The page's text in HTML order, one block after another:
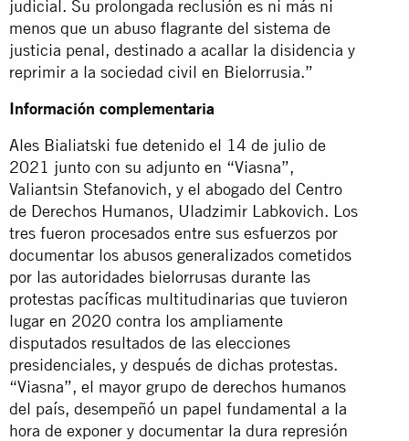
judicial. Su prolongada reclusión es ni más ni
menos que un abuso flagrante del sistema de
justicia penal, destinado a acallar la disidencia y
reprimir a la sociedad civil en Bielorrusia.”
Información complementaria
Ales Bialiatski fue detenido el 14 de julio de
2021 junto con su adjunto en “Viasna”,
Valiantsin Stefanovich, y el abogado del Centro
de Derechos Humanos, Uladzimir Labkovich. Los
tres fueron procesados entre sus esfuerzos por
documentar los abusos generalizados cometidos
por las autoridades bielorrusas durante las
protestas pacíficas multitudinarias que tuvieron
lugar en 2020 contra los ampliamente
disputados resultados de las elecciones
presidenciales, y después de dichas protestas.
“Viasna”, el mayor grupo de derechos humanos
del país, desempeñó un papel fundamental a la
hora de exponer y documentar la dura represión